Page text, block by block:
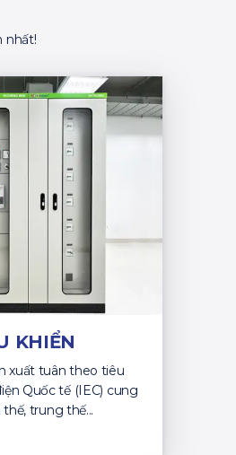
nhất!
KHIỂN
xuất tuân theo tiêu
Quốc tế (IEC) cung
trung thế...